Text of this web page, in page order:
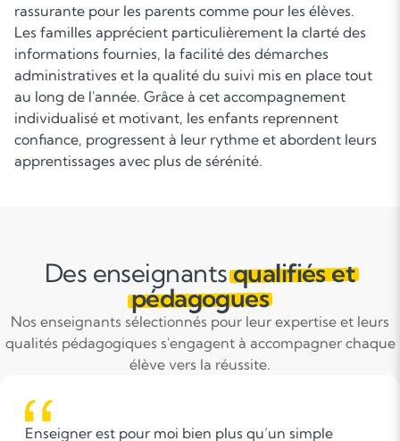
rassurante pour les parents comme pour les élèves.
Les familles apprécient particulièrement la clarté des
informations fournies, la facilité des démarches
administratives et la qualité du suivi mis en place tout
au long de l'année. Grâce à cet accompagnement
individualisé et motivant, les enfants reprennent
confiance, progressent à leur rythme et abordent leurs
apprentissages avec plus de sérénité.
Des enseignantsqualifiés et
pédagogues
Nos enseignants sélectionnés pour leur expertise et leurs
qualités pédagogiques s'engagent à accompagner chaque
élève vers la réussite.
Je souhaite accompagner chaque élève à son